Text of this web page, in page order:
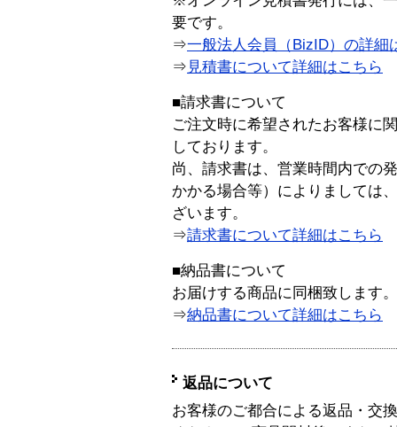
要です。
⇒一般法人会員（BizID）の詳細
⇒ 見積書について詳細はこちら
■請求書について
ご注文時に希望されたお客様に
しております。
尚、請求書は、営業時間内での
かかる場合等）によりましては
ざいます。
⇒請求書について詳細はこちら
■納品書について
お届けする商品に同梱致します。
⇒納品書について詳細はこちら
返品について
お客様のご都合による返品・交